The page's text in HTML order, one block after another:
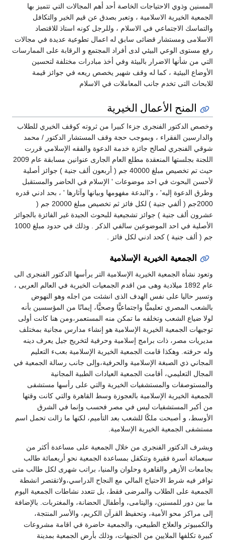
المسنين وذوي الاحتياجات الخاصة أحد أهم المجالات التي تتميز بها
الجمعية الخيرية الاسلامية ، وتعبر بصدق عن قيم الخير والتكافل
والتماسك الاجتماعي في الاسلام ، وللرجل كونه استاذ للاقتصاد
الاسلامى ومستشار قضائى سابق له اعمال تطوعية عديدة في مجالات
رفع مستوى الوعي البيئي لدى أفراد المجتمع و الرقابة على الممارسات
التي من شأنها الاضرار بالبيئة وفي أخذ مبادرات مختلفة لتحسين
الأوضاع البيئية ، كما له وقف شهير يخصص ريعه في جوائز قيمة
للابحاث التى تخدم جانب المعاملات في الاسلام
المنح الأعمال الخيرية
وخصص الدكتور الفنجرى جزءا كبيرا من ثروته كوقف الخيري للطلاب
والدارسين الفقراء ، وبموجب حجة وقف المستشار الدكتور / محمد
شوقي الفنجري لصالح جائزة خدمة الدعوة والفقه الإسلامي قررت
اللجنة بجلستها المنعقدة مطلع العام الجارى عنوانين مسابقة عام 2009
حيث تم تخصيص مبلغ 40000 جم ( أربعون ألف جنية ) جوائز أصلية
لأحسن البحوث في احد موضوعات ' الإسلام في الحاضر والمستقبل
وطرق الدعوة إليه' ، و'البدعة مفهومها وبيانها وآثارها ' ، بحد ادني قدره
2000جم ( ألفي جنية ) لكل فائز ثم تخصيص مبلغ 20000 جم (
عشرون ألف جنية ) جوائز تشجيعية للبحوث الجيدة غير الفائزة بالجوائز
الأصلية في احد الموضوعين سالفي الذكر . وذلك في حدود مبلغ 1000
جم ( ألف جنية ) كحد ادني لكل فائز .
الجمعية الخيرية الإسلامية
وتعود نشأة الجمعية الخيرية الإسلامية التر يرأسها الدكتور الفنجرى الى
عام 1892 ميلادية وهى من اقدم الجمعيات الخيرية في العالم العربى ،
وتسير حاليا على نفس الهدف الذى انشئت من اجله وهو النهوض
بالشعب المصري تعليميًّا واجتماعيًّا وصحيًّا، إيمانًا من المؤسسين بأنه
لولا ضياع الشعب وتخلفه ما تمكن منه المستعمر،ومن هنا كانت أولى
توجيهات الجمعية الخيرية الإسلامية هو إنشاء مدارس مجانية بمختلف
مديريات مصر، ذات برامج إسلامية وحرفية لتخريج جيل يعرف دينه
وله حرفته. وهكذا قامت الجمعية الخيرية الإسلامية بعبء التعليم
المجاني ذي الصبغة الإسلامية والحرفية،وإلى جانب رسالة الجمعية في
المجال التعليمي، أقامت الجمعية العيادات الطبية المجانية
والمستوصفات والمستشفيات الخيرية والتي على رأسها مستشفى
الجمعية الخيرية الإسلامية بالعجوزة وسط القاهرة والتي كانت وقتها
من أكبر المستشفيات ليس في مصر فحسب وإنما في الشرق
الأوسط، و أصبحت ملكًا للشعب بعد التأميم، لكنها ما زالت تحمل اسم
مستشفى الجمعية الخيرية الإسلامية.
ويشرف الدكتور الفنجرى من خلال الجمعية على مساعدة أكثر من
سبعمائة أسرة فقيرة وتتكفل بمساعدة الجمعية نحو أربعمائة طالب
بجامعات الأزهر والقاهرة وحلوان والمنيا، براتب شهرى لكل طالب متى
توافر فيه شرط الاحتياج المالي مع النجاح الدراسي،ولاتقتصر انشطة
الجمعية على الطلاب والمرضى فقط، بل تتعدد نشاطات الجمعية اليوم
ما بين دور للمسنين، واليتامى، وأطفال الحضانة، والمغتربات. بالإضافة
إلى مراكز محو الأمية، وتحفيظ القرآن الكريم، والأسر المنتجة،
والكمبيوتر والعلاج الطبيعي، والجمعية حاضرة في اقامة مشروعات
كبيرة تكلفها الملايين من الجنيهات، وذلك بأرض الجمعية بمدينة